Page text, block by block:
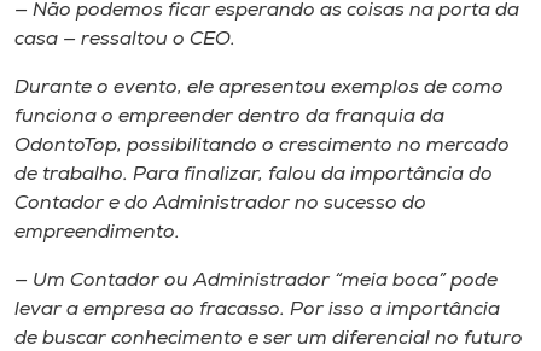
— Não podemos ficar esperando as coisas na porta da
casa — ressaltou o CEO.
Durante o evento, ele apresentou exemplos de como
funciona o empreender dentro da franquia da
OdontoTop, possibilitando o crescimento no mercado
de trabalho. Para finalizar, falou da importância do
Contador e do Administrador no sucesso do
empreendimento.
— Um Contador ou Administrador “meia boca” pode
levar a empresa ao fracasso. Por isso a importância
de buscar conhecimento e ser um diferencial no futuro